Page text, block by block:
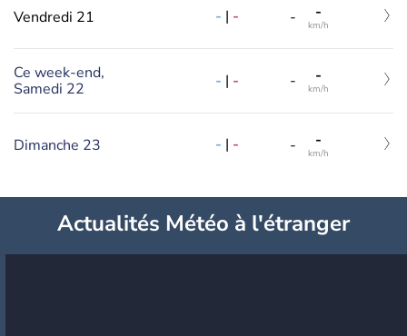
Vendredi 21 - | - - -
km/h
Ce week-end,
Samedi 22
- | - - -
km/h
Dimanche 23 - | - - -
km/h
Actualités Météo à l'étranger